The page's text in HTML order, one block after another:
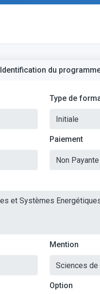
Identification du
Type de
Paiement
Mention
Option